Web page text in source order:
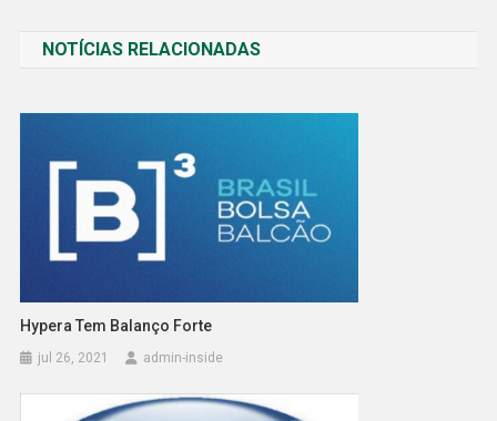
Post
NOTÍCIAS RELACIONADAS
Hypera Tem Balanço Forte
jul 26, 2021 admin-inside